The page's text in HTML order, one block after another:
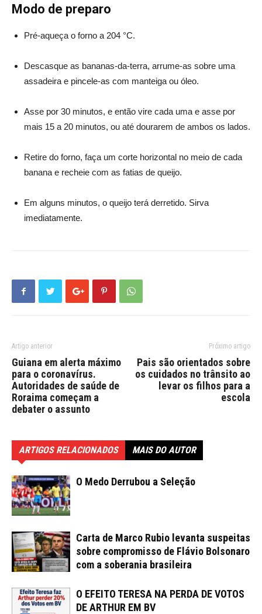
Modo de preparo
Pré-aqueça o forno a 204 °C.
Descasque as bananas-da-terra, arrume-as sobre uma
assadeira e pincele-as com manteiga ou óleo.
Asse por 30 minutos, e então vire cada uma e asse por
mais 15 a 20 minutos, ou até dourarem de ambos os lados.
Retire do forno, faça um corte horizontal no meio de cada
banana e recheie com as fatias de queijo.
Em alguns minutos, o queijo terá derretido. Sirva
imediatamente.
Artigo anterior
Guiana em alerta máximo
para o coronavírus.
Autoridades de saúde de
Roraima começam a
debater o assunto
Próximo artigo
Pais são orientados sobre
os cuidados no trânsito ao
levar os filhos para a
escola
ARTIGOS RELACIONADOS MAIS DO AUTOR
O Medo Derrubou a Seleção
Carta de Marco Rubio levanta suspeitas
sobre compromisso de Flávio Bolsonaro
com a soberania brasileira
O EFEITO TERESA NA PERDA DE VOTOS
DE ARTHUR EM BV